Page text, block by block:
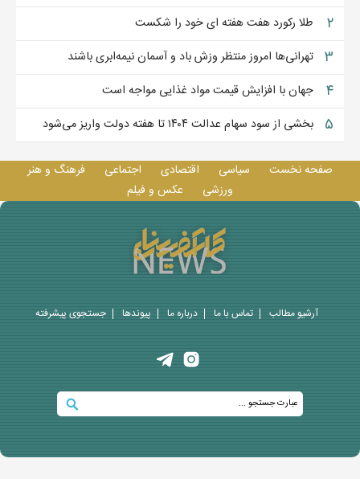
۲ طلا رکورد هفت هفته ای خود را شکست
۳ تهرانی‌ها امروز منتظر وزش باد و آسمان نیمه‌ابری باشند
۴ جهان با افزایش قیمت مواد غذایی مواجه است
۵ بخشی از سود سهام عدالت ۱۴۰۴ تا هفته دولت واریز می‌شود
صفحه نخست سیاسی اقتصادی اجتماعی
فرهنگ و هنر
ورزشی
عکس و فيلم
آرشیو مطالب تماس با ما درباره ما پيوندها جستجوی پيشرفته